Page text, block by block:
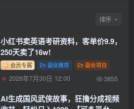
排序
小红书卖英语考研资料，客单价9.9，
250天卖了16w!
会员专属 副业推荐 副业项目
2026年7月30日 12:00 3855
AI生成国风武侠故事，狂撸分成视频